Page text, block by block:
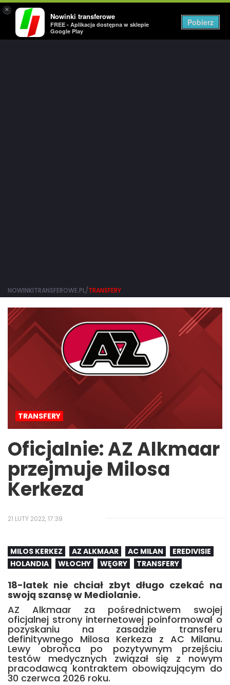
×
Nowinki transferowe
FREE - Aplikacja dostępna w sklepie
Google Play
Pobierz
NOWINKITRANSFEROWE.PL/TRANSFERY
TRANSFERY
Oficjalnie: AZ Alkmaar
przejmuje Milosa
Kerkeza
21 LUTY 2022, 17:39
MILOS KERKEZ AZ ALKMAAR AC MILAN
EREDIVISIE
HOLANDIA
WŁOCHY WĘGRY TRANSFERY
18-latek nie chciał zbyt długo czekać na
swoją szansę w Mediolanie.
AZ Alkmaar za pośrednictwem swojej
oficjalnej strony internetowej poinformował o
pozyskaniu na zasadzie transferu
definitywnego Milosa Kerkeza z AC Milanu.
Lewy obrońca po pozytywnym przejściu
testów medycznych związał się z nowym
pracodawcą kontraktem obowiązującym do
30 czerwca 2026 roku.